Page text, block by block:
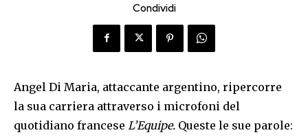
Condividi
Angel Di Maria, attaccante argentino, ripercorre
la sua carriera attraverso i microfoni del
quotidiano francese L’Equipe. Queste le sue parole: